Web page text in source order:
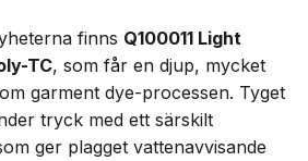
finns Q100011 Light
TC, som får en djup, mycket
garment dye-processen. Tyget
tryck med ett särskilt
ger plagget vattenavvisande